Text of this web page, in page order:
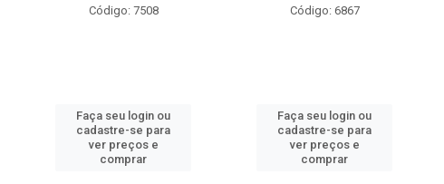
Código: 7508
Faça seu login ou
cadastre-se para
ver preços e
comprar
Código: 6867
Faça seu login ou
cadastre-se para
ver preços e
comprar